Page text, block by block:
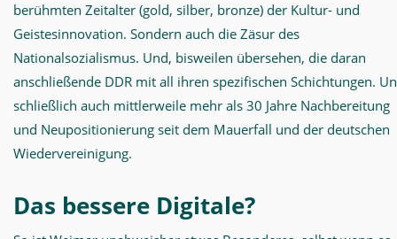
berühmten Zeitalter (gold, silber, bronze) der Kultur- und
Geistesinnovation. Sondern auch die Zäsur des
Nationalsozialismus. Und, bisweilen übersehen, die daran
anschließende DDR mit all ihren spezifischen Schichtungen.
schließlich auch mittlerweile mehr als 30 Jahre Nachbereitung
und Neupositionierung seit dem Mauerfall und der deutschen
Wiedervereinigung.
Das bessere Digitale?